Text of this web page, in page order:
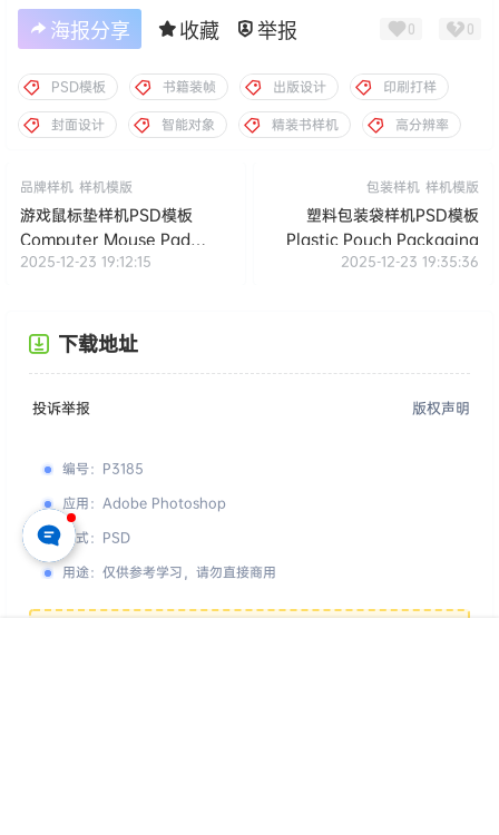
海报分享 收藏 举报 0 0
PSD模板 书籍装帧 出版设计
印刷打样
封面设计
智能对象 精装书样机 高分辨率
品牌样机 样机模版
游戏鼠标垫样机PSD模板
Computer Mouse Pad
Mockup
2025-12-23 19:12:15
包装样机 样机模版
塑料包装袋样机PSD模板
Plastic Pouch Packaging
2025-12-23 19:35:36
下载地址
投诉举报 版权声明
编号： P3185
应用： Adobe Photoshop
格式： PSD
用途： 仅供参考学习，请勿直接商用